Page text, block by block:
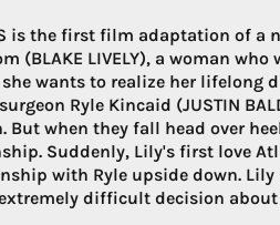
is the first film adaptation of
(BLAKE LIVELY), a woman
she wants to realize her lifelong
Ryle Kincaid (JUSTIN
But when they fall head over
Suddenly, Lily's first love
with Ryle upside down.
difficult decision